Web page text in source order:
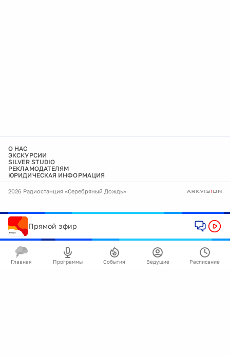
О НАС
ЭКСКУРСИИ
SILVER STUDIO
РЕКЛАМОДАТЕЛЯМ
ЮРИДИЧЕСКАЯ ИНФОРМАЦИЯ
2026 Радиостанция «Серебряный Дождь»
Прямой эфир
Главная Программы События Ведущие Расписание